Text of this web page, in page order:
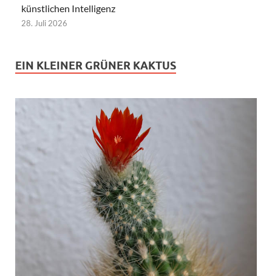
künstlichen Intelligenz
28. Juli 2026
EIN KLEINER GRÜNER KAKTUS